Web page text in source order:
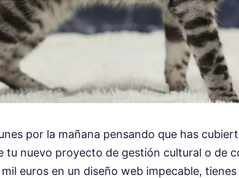
por la mañana pensando que has
tu nuevo proyecto de gestión cultural o de
euros en un diseño web impecable,